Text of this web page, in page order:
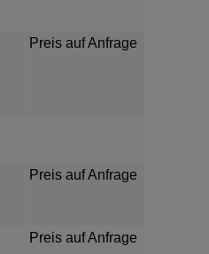
Preis auf Anfrage
Preis auf Anfrage
Preis auf Anfrage